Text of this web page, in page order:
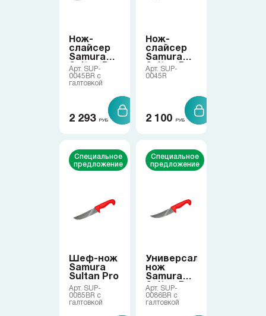
Коллекции
Популярные подборки
Подарочные карты
Нож-
слайсер
Samura
Sultan Pro
Арт. SUP-
0045BR с
галтовкой
2 293 РУБ
Нож-
слайсер
Samura
Sultan Pro
Арт. SUP-
0045R
2 100 РУБ
Специальное
предложение
Шеф-нож
Samura
Sultan Pro
Арт. SUP-
0085BR с
галтовкой
Специальное
предложение
Универсальный
нож
Samura
Sultan Pro
Арт. SUP-
0086BR с
галтовкой